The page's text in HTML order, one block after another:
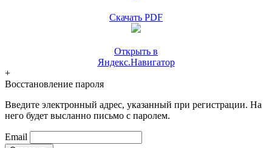
Скачать PDF
Открыть в
Яндекс.Навигатор
+
Восстановление пароля
Введите электронный адрес, указанный при регистрации. На
него будет высланно письмо с паролем.
Email